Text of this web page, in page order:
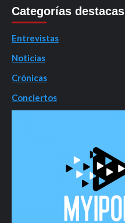
Categorías destacas
Entrevistas
Noticias
Crónicas
Conciertos